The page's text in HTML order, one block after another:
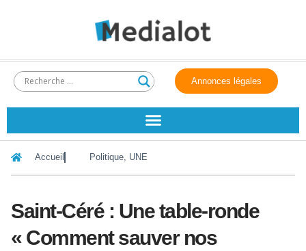
Annonces légales
Accueil Politique, UNE
Saint-Céré : Une table-ronde
« Comment sauver nos